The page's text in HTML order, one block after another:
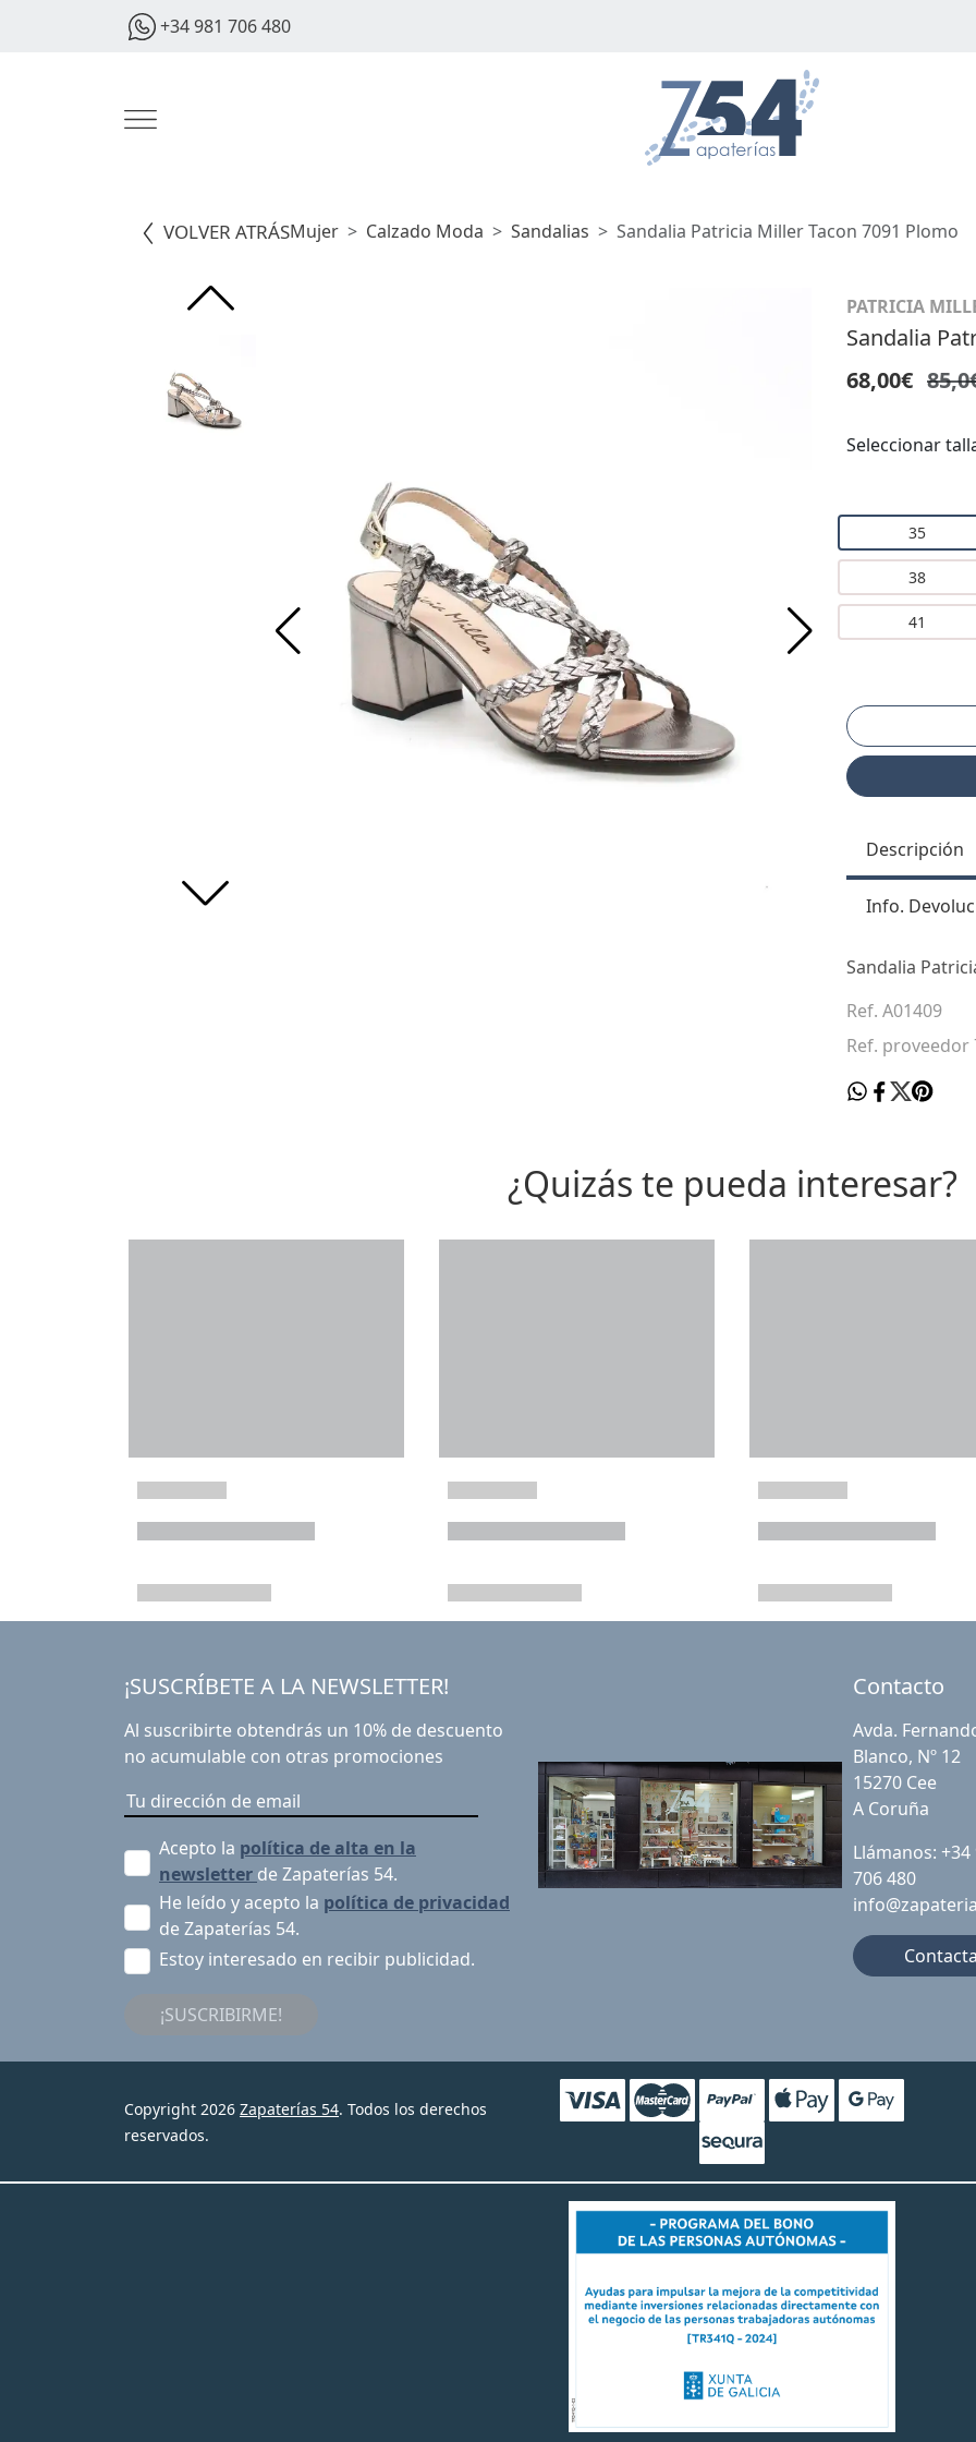
+34 981 706 480
VOLVER ATRÁSMujer Calzado Moda Sandalias Sandalia Patricia Miller Tacon 7091 Plomo
PATRICIA
Sandalia
68,00€
Seleccionar
35
38
41
Descripción
Info.
Sandalia
Ref. A01409
Ref. proveedor
¿Quizás te pueda interesar?
¡SUSCRÍBETE A LA NEWSLETTER!
Al suscribirte obtendrás un 10% de descuento
no acumulable con otras promociones
Acepto la política de alta en la
newsletter de Zapaterías 54.
He leído y acepto la política de privacidad
de Zapaterías 54.
Estoy interesado en recibir publicidad.
¡SUSCRIBIRME!
Contacto
Avda.
Blanco, Nº 12
15270 Cee
A Coruña
Llámanos: +34
706 480
Copyright 2026 Zapaterías 54. Todos los derechos
reservados.